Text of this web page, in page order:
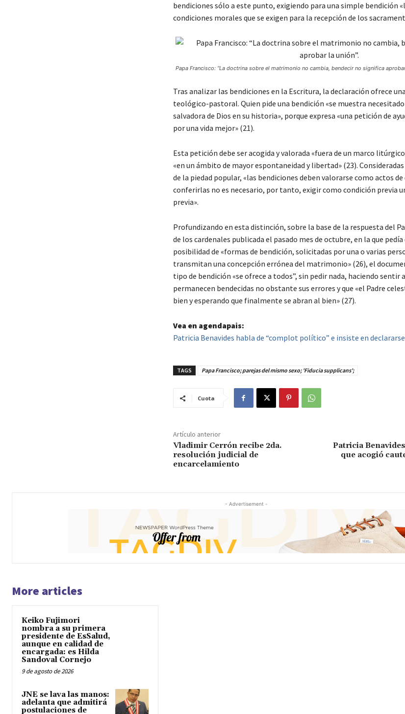
bendiciones sólo a este punto, exigiendo para una simple bendición
condiciones morales que se exigen para la recepción de los
Papa Francisco: “La doctrina sobre el matrimonio no cambia, bendecir no significa aprobar
Tras analizar las bendiciones en la Escritura, la declaración ofrece
teológico-pastoral. Quien pide una bendición «se muestra
salvadora de Dios en su historia», porque expresa «una petición de
por una vida mejor» (21).
Esta petición debe ser acogida y valorada «fuera de un marco
«en un ámbito de mayor espontaneidad y libertad» (23).
de la piedad popular, «las bendiciones deben valorarse como actos de
conferirlas no es necesario, por tanto, exigir como condición previa
previa».
Profundizando en esta distinción, sobre la base de la respuesta del
de los cardenales publicada el pasado mes de octubre, en la que
posibilidad de «formas de bendición, solicitadas por una o varias
transmitan una concepción errónea del matrimonio» (26), el
tipo de bendición «se ofrece a todos”, sin pedir nada, haciendo sentir
permanecen bendecidas no obstante sus errores y que «el Padre
bien y esperando que finalmente se abran al bien» (27).
Vea en agendapais:
Patricia Benavides habla de “complot político” e insiste en
TAGS Papa Francisco; parejas del mismo sexo; 'Fiducia supplicans';
Cuota
Artículo anterior
Vladimir Cerrón recibe 2da.
resolución judicial de
encarcelamiento
Patricia
que acogió
- Advertisement -
More articles
Keiko Fujimori
nombra a su primera
presidente de EsSalud,
aunque en calidad de
encargada: es Hilda
Sandoval Cornejo
9 de agosto de 2026
JNE se lava las manos:
adelanta que admitirá
postulaciones de